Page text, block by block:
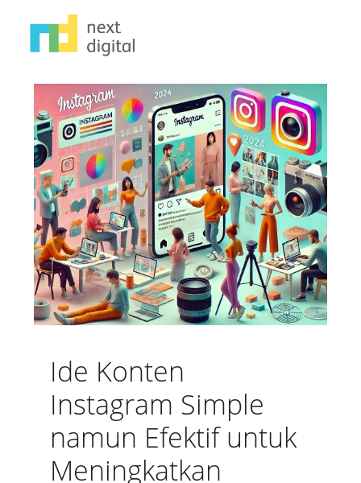
Ide Konten
Instagram Simple
namun Efektif untuk
Meningkatkan